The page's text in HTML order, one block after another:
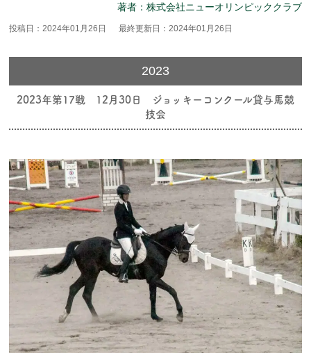
著者：株式会社ニューオリンピッククラブ
投稿日：2024年01月26日 最終更新日：2024年01月26日
2023
2023年第17戦 12月30日 ジョッキーコンクール貸与馬競
技会